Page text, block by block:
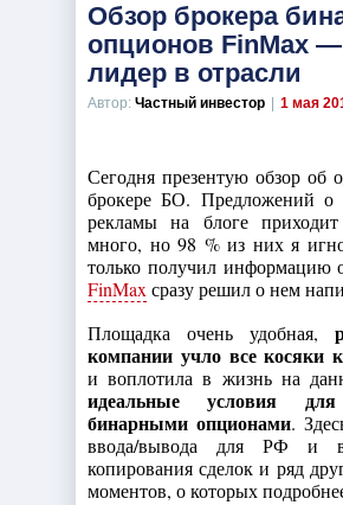
Обзор брокера
опционов FinMax
лидер в отрасли
Автор: Частный инвестор 1 мая
Сегодня презентую обзор об
брокере БО. Предложений о
рекламы на блоге приходит
много, но 98 % из них я
только получил информацию
FinMaxсразу решил о нем
Площадка очень удобная,
компании учло все косяки
и воплотила в жизнь на
идеальные условия
бинарными опционами.
ввода/вывода для РФ и
копирования сделок и ряд
моментов, о которых